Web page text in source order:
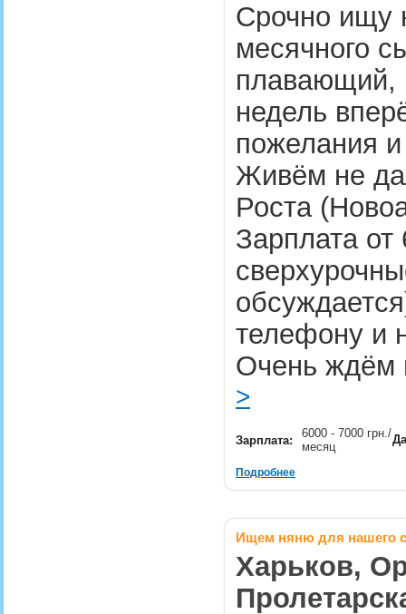
Срочно ищу
месячного
плавающий,
недель
пожелания
Живём не
Роста
Зарплата
телефону и
Очень ждём
>
Зарплата:
6000 - 7000 грн./
месяц
Подробнее
Ищем няню для нашего
Харьков,